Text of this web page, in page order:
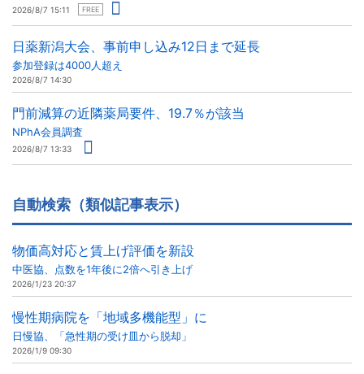
2026/8/7 15:11 FREE
日薬新潟大会、事前申し込み12日まで延長
参加登録は4000人超え
2026/8/7 14:30
門前減算の近隣薬局要件、19.7％が該当
NPhA会員調査
2026/8/7 13:33
自動検索（類似記事表示）
物価高対応と賃上げ評価を新設
中医協、点数を1年後に2倍へ引き上げ
2026/1/23 20:37
慢性期病院を「地域多機能型」に
日慢協、「急性期の受け皿から脱却」
2026/1/9 09:30